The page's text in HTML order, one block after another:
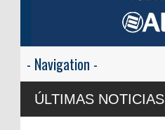
ÚLTIMAS NOTICIAS
Valencia y Frank Blanco regresan a